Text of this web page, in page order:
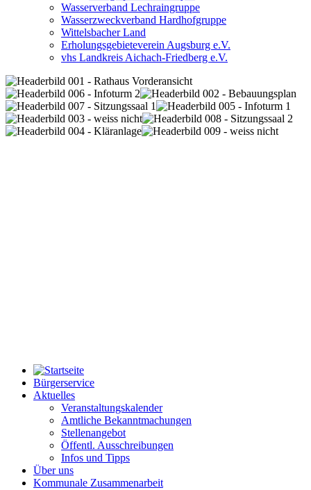
Wasserverband Lechraingruppe
Wasserzweckverband Hardhofgruppe
Wittelsbacher Land
Erholungsgebieteverein Augsburg e.V.
vhs Landkreis Aichach-Friedberg e.V.
Bürgerservice
Aktuelles
Veranstaltungskalender
Amtliche Bekanntmachungen
Stellenangebot
Öffentl. Ausschreibungen
Infos und Tipps
Über uns
Kommunale Zusammenarbeit